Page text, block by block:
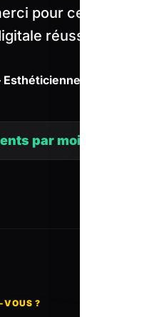
pour cette
réussie.
par mois
VOUS ?